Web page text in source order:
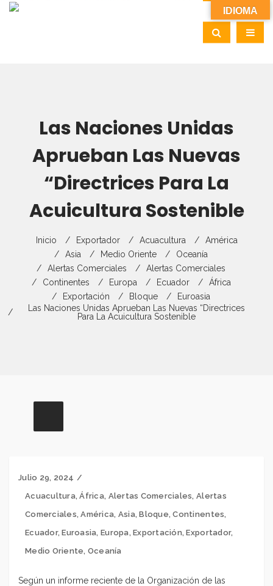
Las Naciones Unidas
Aprueban Las Nuevas
“Directrices Para La
Acuicultura Sostenible
Inicio Exportador Acuacultura
América
Asia
Medio Oriente
Oceanía
Alertas Comerciales
Alertas Comerciales
Continentes
Europa Ecuador
África
Exportación
Bloque
Euroasia
Las Naciones Unidas Aprueban Las Nuevas “Directrices
Para La Acuicultura Sostenible
Julio 29, 2024
Acuacultura,África, Alertas Comerciales, Alertas
Comerciales,América, Asia,Bloque,Continentes,
Ecuador,Euroasia, Europa,Exportación,Exportador,
Medio Oriente, Oceanía
Según un informe reciente de la Organización de las
IDIOMA